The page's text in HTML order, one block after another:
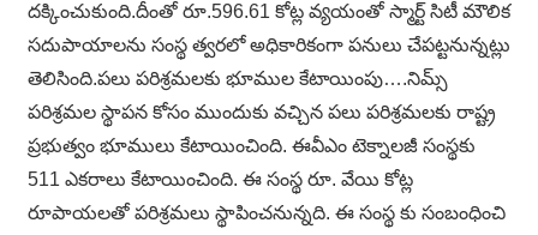
దక్కించుకుంది.దీంతో రూ.596.61 కోట్ల వ్యయంతో స్మార్ట్ సిటీ మౌలిక
సదుపాయాలను సంస్థ త్వరలో అధికారికంగా పనులు చేపట్టనున్నట్లు
తెలిసింది.పలు పరిశ్రమలకు భూముల కేటాయింపు….నిమ్స్
పరిశ్రమల స్థాపన కోసం ముందుకు వచ్చిన పలు పరిశ్రమలకు రాష్ట్ర
ప్రభుత్వం భూములు కేటాయించింది. ఈవీఎం టెక్నాలజీ సంస్థకు
511 ఎకరాలు కేటాయించింది. ఈ సంస్థ రూ. వేయి కోట్ల
రూపాయలతో పరిశ్రమలు స్థాపించనున్నది. ఈ సంస్థ కు సంబంధించి